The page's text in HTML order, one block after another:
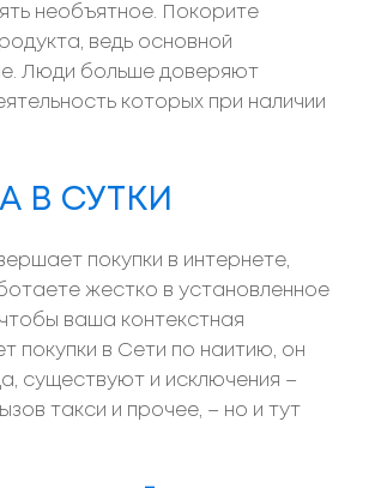
необъятное. Покорите
ведь основной
Люди больше доверяют
которых при наличии
В СУТКИ
покупки в интернете,
жестко в установленное
ваша контекстная
покупки в Сети по наитию, он
существуют и исключения –
такси и прочее, – но и тут